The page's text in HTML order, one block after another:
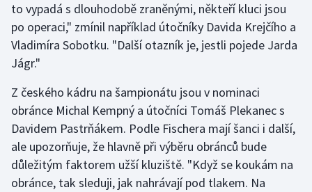
to vypadá s dlouhodobě zraněnými, někteří kluci jsou
po operaci," zmínil například útočníky Davida Krejčího a
Vladimíra Sobotku. "Další otazník je, jestli pojede Jarda
Jágr."
Z českého kádru na šampionátu jsou v nominaci
obránce Michal Kempný a útočníci Tomáš Plekanec s
Davidem Pastrňákem. Podle Fischera mají šanci i další,
ale upozorňuje, že hlavně při výběru obránců bude
důležitým faktorem užší kluziště. "Když se koukám na
obránce, tak sleduji, jak nahrávají pod tlakem. Na